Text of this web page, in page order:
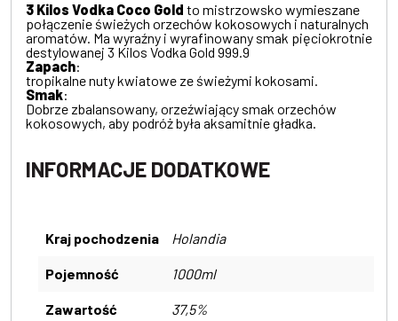
3 Kilos Vodka Coco Gold to mistrzowsko wymieszane
połączenie świeżych orzechów kokosowych i naturalnych
aromatów. Ma wyraźny i wyrafinowany smak pięciokrotnie
destylowanej 3 Kilos Vodka Gold 999.9
Zapach:
tropikalne nuty kwiatowe ze świeżymi kokosami.
Smak:
Dobrze zbalansowany, orzeźwiający smak orzechów
kokosowych, aby podróż była aksamitnie gładka.
INFORMACJE DODATKOWE
Kraj pochodzenia Holandia
Pojemność 1000ml
Zawartość
37,5%